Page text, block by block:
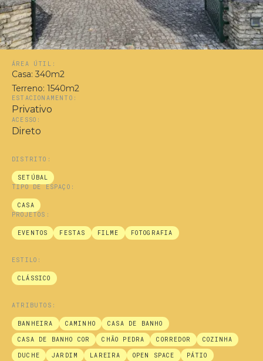
ÁREA ÚTIL:
Casa: 340m2
Terreno: 1540m2
ESTACIONAMENTO:
Privativo
ACESSO:
Direto
DISTRITO:
SETÚBAL
TIPO DE ESPAÇO:
CASA
PROJETOS:
EVENTOS FESTAS FILME FOTOGRAFIA
ESTILO:
CLÁSSICO
ATRIBUTOS:
BANHEIRA CAMINHO CASA DE BANHO
CASA DE BANHO COR CHÃO PEDRA CORREDOR COZINHA
DUCHE JARDIM LAREIRA OPEN SPACE PÁTIO